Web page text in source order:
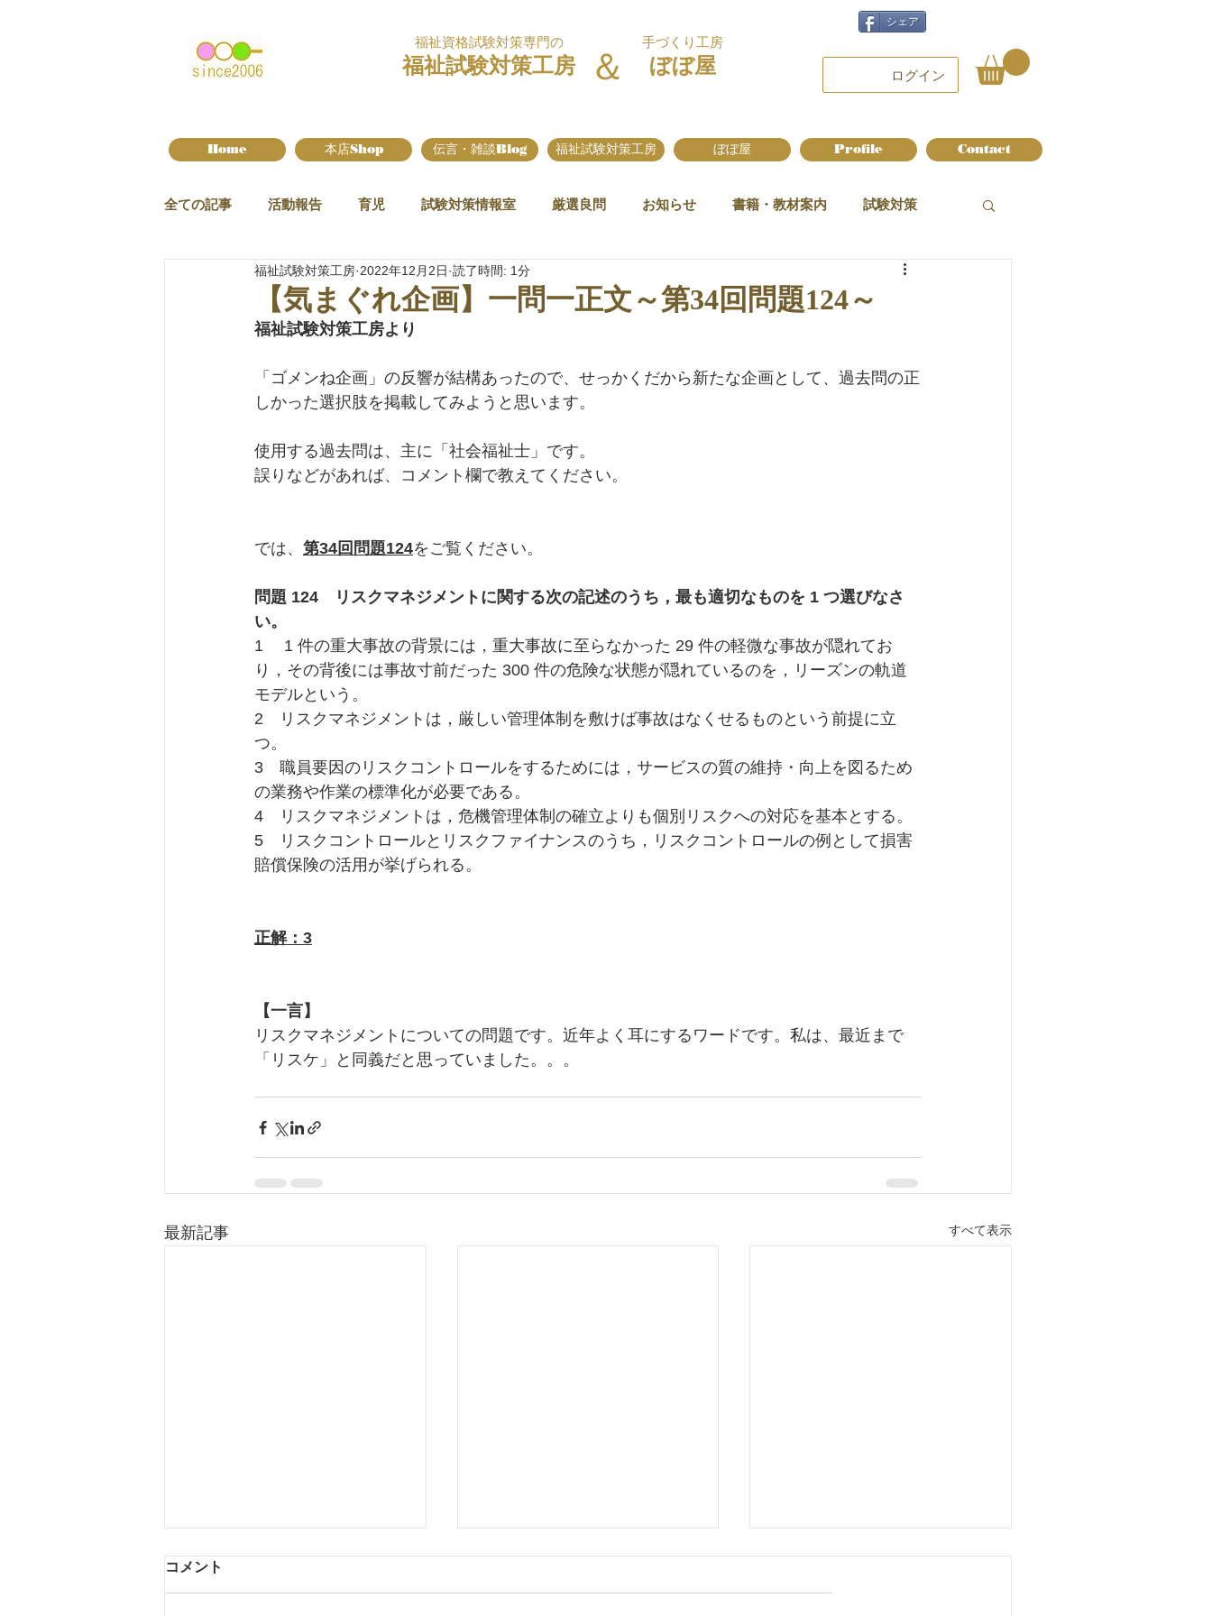
福祉資格試験対策専門の
福祉試験対策工房 ＆
手づくり工房
ぼぼ屋
シェア
ログイン
Home 本店Shop 伝言・雑談Blog 福祉試験対策工房 ぼぼ屋 Profile Contact
全ての記事 活動報告 育児 試験対策情報室 厳選良問 お知らせ 書籍・教材案内 試験対策
【気まぐれ企画】一問一正文～第34回問題124～
福祉試験対策工房 2022年12月2日 読了時間: 1分
福祉試験対策工房より
「ゴメンね企画」の反響が結構あったので、せっかくだから新たな企画として、過去問の正
しかった選択肢を掲載してみようと思います。
使用する過去問は、主に「社会福祉士」です。
誤りなどがあれば、コメント欄で教えてください。
では、 第34回問題124をご覧ください。
問題 124　リスクマネジメントに関する次の記述のうち，最も適切なものを 1 つ選びなさ
い。
1　 1 件の重大事故の背景には，重大事故に至らなかった 29 件の軽微な事故が隠れてお
り，その背後には事故寸前だった 300 件の危険な状態が隠れているのを，リーズンの軌道
モデルという。
2　リスクマネジメントは，厳しい管理体制を敷けば事故はなくせるものという前提に立
つ。
3　職員要因のリスクコントロールをするためには，サービスの質の維持・向上を図るため
の業務や作業の標準化が必要である。
4　リスクマネジメントは，危機管理体制の確立よりも個別リスクへの対応を基本とする。
5　リスクコントロールとリスクファイナンスのうち，リスクコントロールの例として損害
賠償保険の活用が挙げられる。
正解：3
【一言】
リスクマネジメントについての問題です。近年よく耳にするワードです。私は、最近まで
「リスケ」と同義だと思っていました。。。
最新記事 すべて表示
コメント